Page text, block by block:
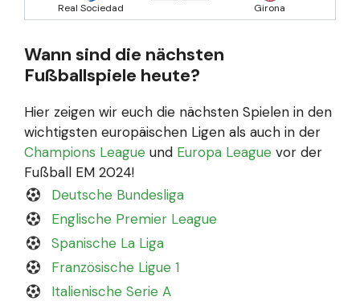
Real Sociedad Girona
Wann sind die nächsten
Fußballspiele heute?
Hier zeigen wir euch die nächsten Spielen in den
wichtigsten europäischen Ligen als auch in der
Champions League und Europa League vor der
Fußball EM 2024!
Deutsche Bundesliga
Englische Premier League
Spanische La Liga
Französische Ligue 1
Italienische Serie A